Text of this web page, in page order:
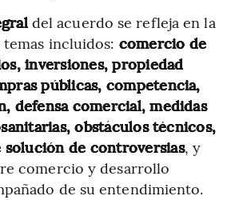
del acuerdo se refleja en la
incluidos: comercio de
inversiones, propiedad
públicas, competencia,
defensa comercial, medidas
obstáculos técnicos,
solución de controversias, y
comercio y desarrollo
de su entendimiento.